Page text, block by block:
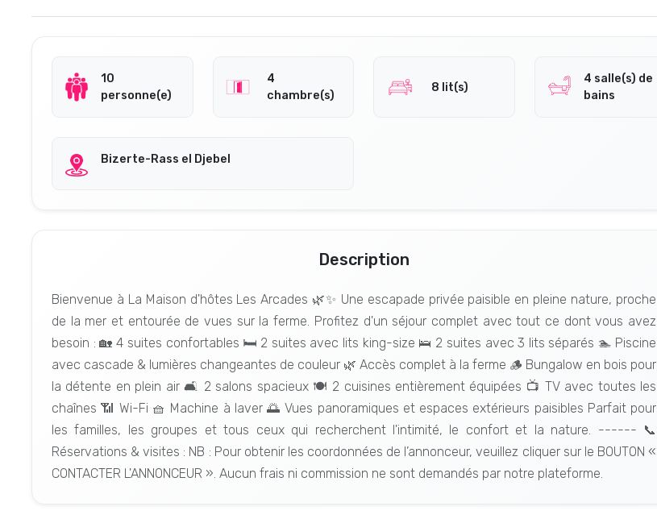
10
personne(e)
4
chambre(s)
8 lit(s)
4 salle(s) de
bains
Bizerte-Rass el Djebel
Description
Bienvenue à La Maison d'hôtes Les Arcades 🌿✨ Une escapade privée paisible en pleine nature, proche
de la mer et entourée de vues sur la ferme. Profitez d'un séjour complet avec tout ce dont vous avez
besoin : 🏡 4 suites confortables 🛏️ 2 suites avec lits king-size 🛌 2 suites avec 3 lits séparés 🏊 Piscine
avec cascade & lumières changeantes de couleur 🌿 Accès complet à la ferme 🪵 Bungalow en bois pour
la détente en plein air 🛋️ 2 salons spacieux 🍽️ 2 cuisines entièrement équipées 📺 TV avec toutes les
chaînes 📶 Wi-Fi 🧺 Machine à laver 🌅 Vues panoramiques et espaces extérieurs paisibles Parfait pour
les familles, les groupes et tous ceux qui recherchent l'intimité, le confort et la nature. ------ 📞
Réservations & visites : NB : Pour obtenir les coordonnées de l’annonceur, veuillez cliquer sur le BOUTON «
CONTACTER L'ANNONCEUR ». Aucun frais ni commission ne sont demandés par notre plateforme.